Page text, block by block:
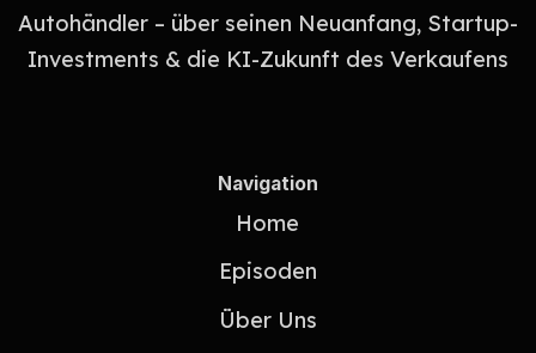
Autohändler – über seinen Neuanfang, Startup-
Investments & die KI-Zukunft des Verkaufens
Navigation
Home
Episoden
Über Uns